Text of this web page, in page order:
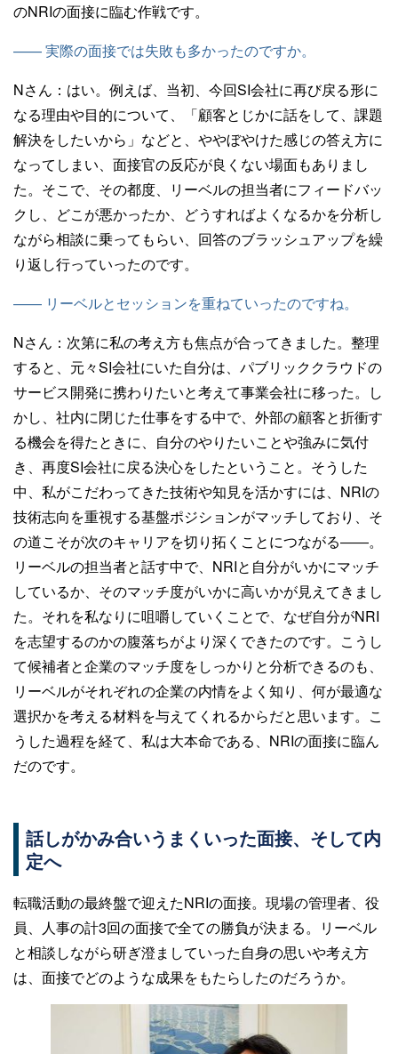
のNRIの面接に臨む作戦です。
—— 実際の面接では失敗も多かったのですか。
Nさん： はい。例えば、当初、今回SI会社に再び戻る形に
なる理由や目的について、「顧客とじかに話をして、課題
解決をしたいから」などと、ややぼやけた感じの答え方に
なってしまい、面接官の反応が良くない場面もありまし
た。そこで、その都度、リーベルの担当者にフィードバッ
クし、どこが悪かったか、どうすればよくなるかを分析し
ながら相談に乗ってもらい、回答のブラッシュアップを繰
り返し行っていったのです。
—— リーベルとセッションを重ねていったのですね。
Nさん： 次第に私の考え方も焦点が合ってきました。整理
すると、元々SI会社にいた自分は、パブリッククラウドの
サービス開発に携わりたいと考えて事業会社に移った。し
かし、社内に閉じた仕事をする中で、外部の顧客と折衝す
る機会を得たときに、自分のやりたいことや強みに気付
き、再度SI会社に戻る決心をしたということ。そうした
中、私がこだわってきた技術や知見を活かすには、NRIの
技術志向を重視する基盤ポジションがマッチしており、そ
の道こそが次のキャリアを切り拓くことにつながる――。
リーベルの担当者と話す中で、NRIと自分がいかにマッチ
しているか、そのマッチ度がいかに高いかが見えてきまし
た。それを私なりに咀嚼していくことで、なぜ自分がNRI
を志望するのかの腹落ちがより深くできたのです。こうし
て候補者と企業のマッチ度をしっかりと分析できるのも、
リーベルがそれぞれの企業の内情をよく知り、何が最適な
選択かを考える材料を与えてくれるからだと思います。こ
うした過程を経て、私は大本命である、NRIの面接に臨ん
だのです。
話しがかみ合いうまくいった面接、そして内
定へ
転職活動の最終盤で迎えたNRIの面接。現場の管理者、役
員、人事の計3回の面接で全ての勝負が決まる。リーベル
と相談しながら研ぎ澄ましていった自身の思いや考え方
は、面接でどのような成果をもたらしたのだろうか。